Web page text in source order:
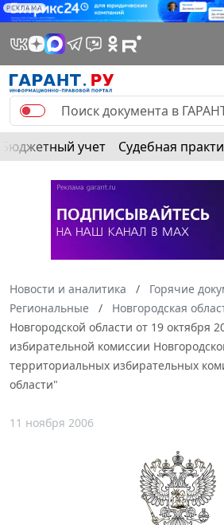
РЕКЛАМА
Бюджетный учет Судебная
Новости и аналитика
Горячие
Региональные
Новгородская
Новгородской области от 19 октября
избирательной комиссии
территориальных избирательных
области"
11 ноября 2006